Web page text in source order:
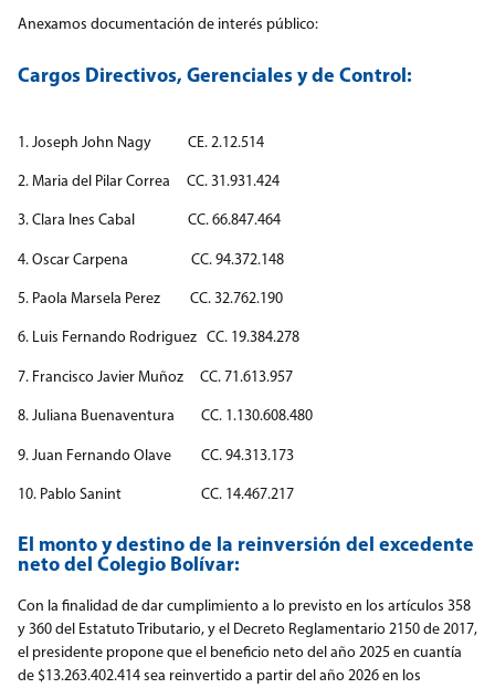
Anexamos documentación de interés público:
Cargos Directivos, Gerenciales y de Control:
1. Joseph John Nagy CE. 2.12.514
2. Maria del Pilar Correa CC. 31.931.424
3. Clara Ines Cabal CC. 66.847.464
4. Oscar Carpena CC. 94.372.148
5. Paola Marsela Perez CC. 32.762.190
6. Luis Fernando Rodriguez CC. 19.384.278
7. Francisco Javier Muñoz CC. 71.613.957
8. Juliana Buenaventura CC. 1.130.608.480
9. Juan Fernando Olave CC. 94.313.173
10. Pablo Sanint CC. 14.467.217
El monto y destino de la reinversión del excedente
neto del Colegio Bolívar:
Con la finalidad de dar cumplimiento a lo previsto en los artículos 358
y 360 del Estatuto Tributario, y el Decreto Reglamentario 2150 de 2017,
el presidente propone que el beneficio neto del año 2025 en cuantía
de $13.263.402.414 sea reinvertido a partir del año 2026 en los